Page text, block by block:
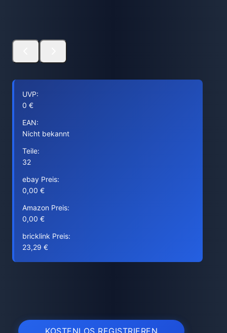
UVP:
0 €
EAN:
Nicht bekannt
Teile:
32
ebay Preis:
0,00 €
Amazon Preis:
0,00 €
bricklink Preis:
23,29 €
KOSTENLOS REGISTRIEREN